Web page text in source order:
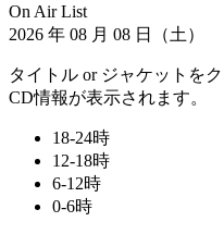
On Air List
2026 年 08 月 08 日（土）
タイトル or ジャケットを
CD情報が表示されます。
18-24時
12-18時
6-12時
0-6時